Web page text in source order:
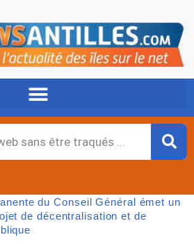
du Conseil Général émet un
de décentralisation et de